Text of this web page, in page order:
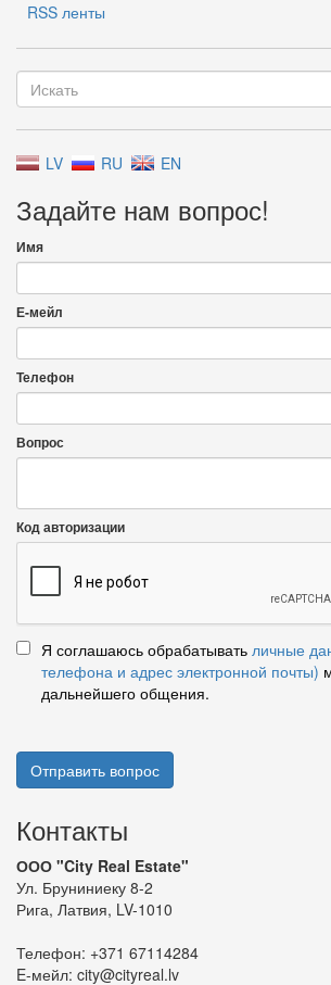
RSS ленты
LV RU EN
Задайте нам вопрос!
Имя
Е-мейл
Телефон
Вопрос
Код авторизации
Я соглашаюсь обрабатывать личные
телефона и адрес электронной почты)
дальнейшего общения.
Отправить вопрос
Контакты
ООО "City Real Estate"
Ул. Бруниниеку 8-2
Рига, Латвия, LV-1010
Телефон: +371 67114284
E-мейл: city@cityreal.lv